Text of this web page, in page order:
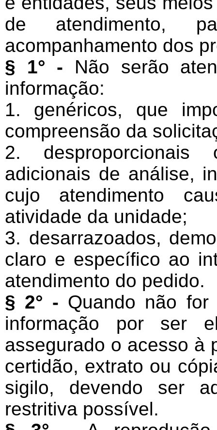
de atendimento,
acompanhamento dos
§ 1° - Não serão
informação:
1. genéricos, que
compreensão da
2.
adicionais de análise,
cujo atendimento
atividade da unidade;
3. desarrazoados,
claro e específico ao
atendimento do pedido.
§ 2° - Quando não for
informação por ser
assegurado o acesso à
certidão, extrato ou
sigilo, devendo ser
restritiva possível.